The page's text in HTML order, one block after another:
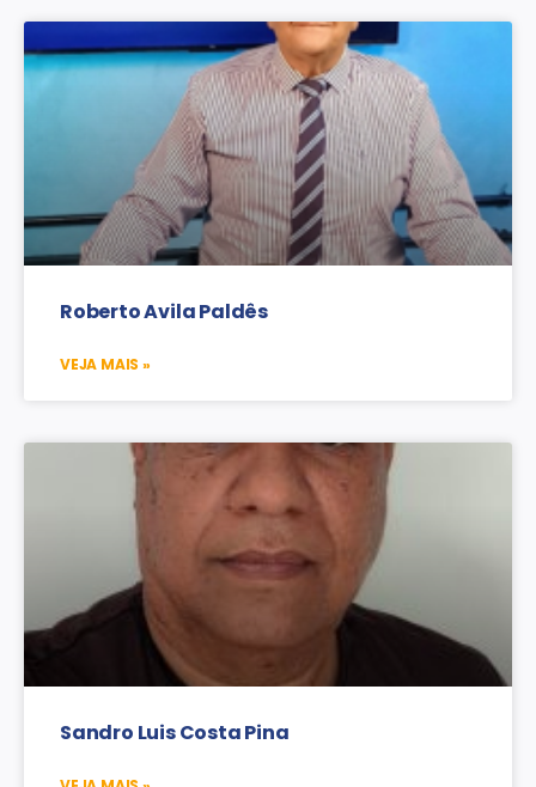
Roberto Avila Paldês
VEJA MAIS »
Sandro Luis Costa Pina